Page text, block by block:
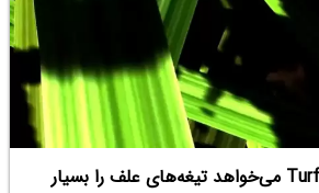
انویدیا با TurfEffect می‌خواهد تیغه‌های علف را بسیار